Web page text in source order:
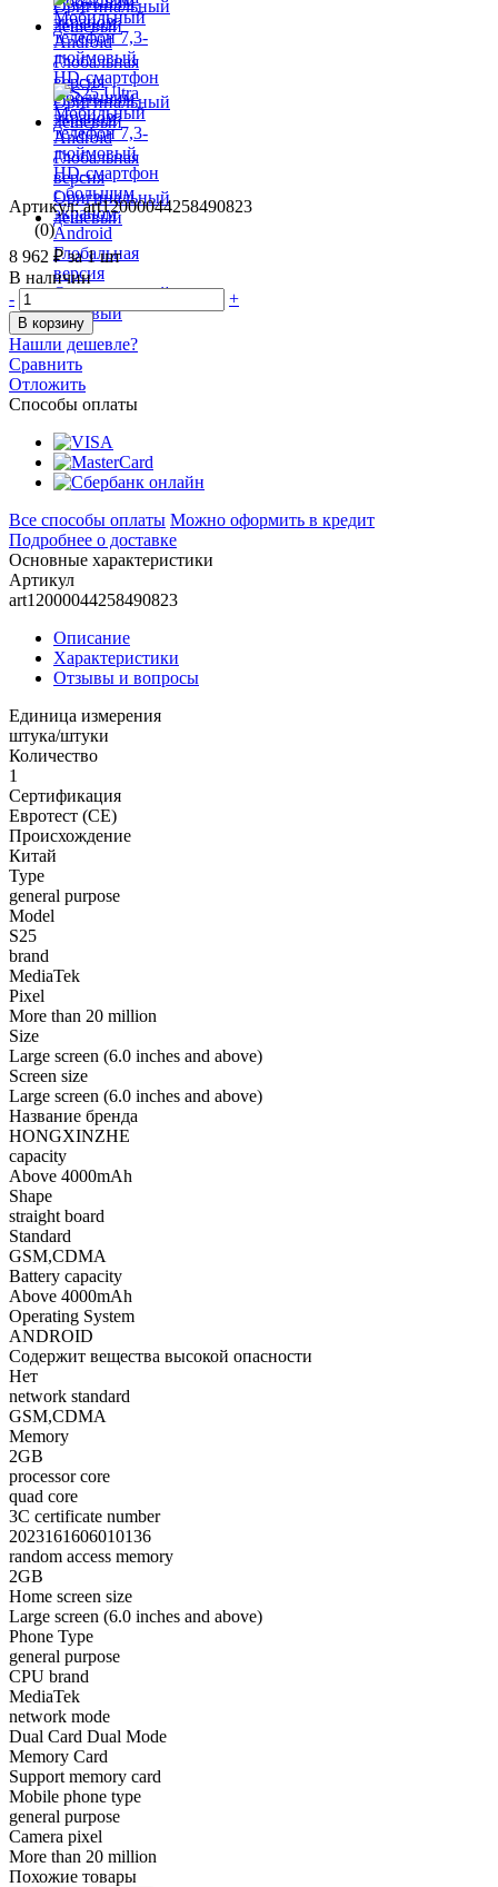
Артикул: art12000044258490823
(0)
8 962 ₽за 1 шт
В наличии
-
+
В корзину
Нашли дешевле?
Сравнить
Отложить
Способы оплаты
Все способы оплаты Можно оформить в кредит
Подробнее о доставке
Основные характеристики
Артикул
art12000044258490823
Описание
Характеристики
Отзывы и вопросы
Единица измерения
штука/штуки
Количество
1
Сертификация
Евротест (СЕ)
Происхождение
Китай
Type
general purpose
Model
S25
brand
MediaTek
Pixel
More than 20 million
Size
Large screen (6.0 inches and above)
Screen size
Large screen (6.0 inches and above)
Название бренда
HONGXINZHE
capacity
Above 4000mAh
Shape
straight board
Standard
GSM,CDMA
Battery capacity
Above 4000mAh
Operating System
ANDROID
Содержит вещества высокой опасности
Нет
network standard
GSM,CDMA
Memory
2GB
processor core
quad core
3C certificate number
2023161606010136
random access memory
2GB
Home screen size
Large screen (6.0 inches and above)
Phone Type
general purpose
CPU brand
MediaTek
network mode
Dual Card Dual Mode
Memory Card
Support memory card
Mobile phone type
general purpose
Camera pixel
More than 20 million
Похожие товары